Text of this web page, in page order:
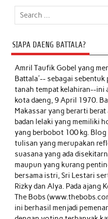
SIAPA DAENG BATTALA?
Amril Taufik Gobelyang
Battala'-- sebagai sebentuk
tanah tempat kelahiran--ini
kota daeng, 9 April 1970.
Makassar yang berarti
badan lelaki yang memiliki
yang berbobot 100 kg.
tulisan yang merupakan
suasana yang ada
maupun yang kurang
bersama istri, Sri Lestari
Rizky dan Alya. Pada
The Bobs
ini berhasil menjadi